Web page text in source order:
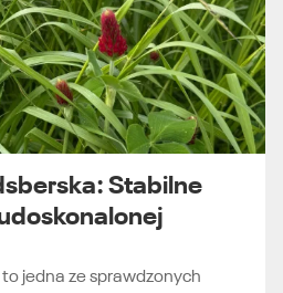
Stabilne
jedna ze sprawdzonych